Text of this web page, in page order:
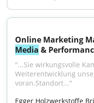
Media &
"...Sie wirkungsvolle
Weiterentwicklung
voran.Standort..."
Egger Holzwerkstoffe